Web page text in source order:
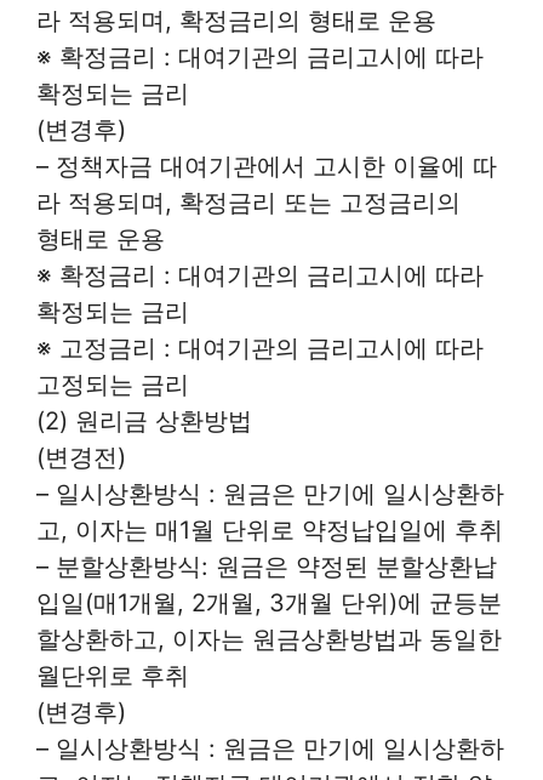
라 적용되며, 확정금리의 형태로 운용
※ 확정금리 : 대여기관의 금리고시에 따라
확정되는 금리
(변경후)
– 정책자금 대여기관에서 고시한 이율에 따
라 적용되며, 확정금리 또는 고정금리의
형태로 운용
※ 확정금리 : 대여기관의 금리고시에 따라
확정되는 금리
※ 고정금리 : 대여기관의 금리고시에 따라
고정되는 금리
(2) 원리금 상환방법
(변경전)
– 일시상환방식 : 원금은 만기에 일시상환하
고, 이자는 매1월 단위로 약정납입일에 후취
– 분할상환방식: 원금은 약정된 분할상환납
입일(매1개월, 2개월, 3개월 단위)에 균등분
할상환하고, 이자는 원금상환방법과 동일한
월단위로 후취
(변경후)
– 일시상환방식 : 원금은 만기에 일시상환하